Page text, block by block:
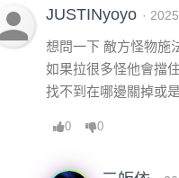
JUSTINyoyo ·
想問一下 敵方怪物施
如果拉很多怪他會擋
找不到在哪邊關掉或
0 0